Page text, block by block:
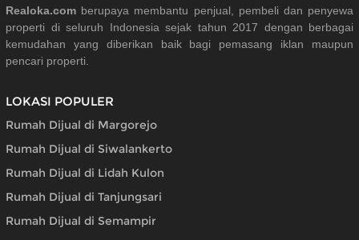
Realoka.com berupaya membantu penjual, pembeli dan penyewa
properti di seluruh Indonesia sejak tahun 2017 dengan berbagai
kemudahan yang diberikan baik bagi pemasang iklan maupun
pencari properti.
LOKASI POPULER
Rumah Dijual di Margorejo
Rumah Dijual di Siwalankerto
Rumah Dijual di Lidah Kulon
Rumah Dijual di Tanjungsari
Rumah Dijual di Semampir